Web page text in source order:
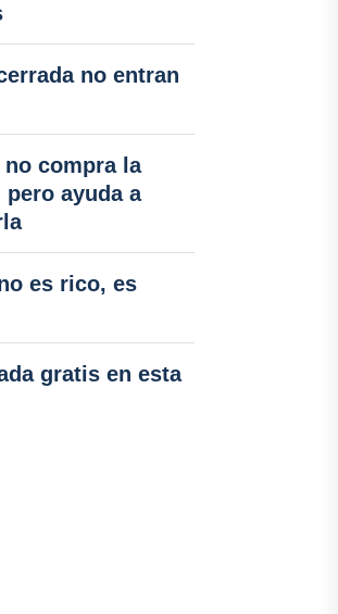
no entran
compra la
ayuda a
es rico, es
gratis en esta